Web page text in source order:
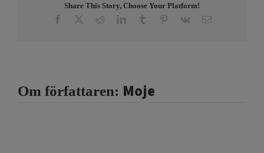
Share This Story, Choose Your Platform!
Facebook RedditLinkedInTumblr Pinterest
Vk E-
Om författaren: Moje